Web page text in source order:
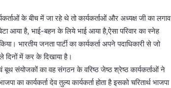
के बीच में जा रहे थे तो कार्यकर्ताओं और अध्यक्ष जी का लगाव
आया है, भाई-बहन के लिये भाई आया है,ऐसा परिवार का स्नेह
भारतीय जनता पार्टी का कार्यकर्ता अपने पदाधिकारी से जो
दिनों में कर के दिखाया है।
संयोजकों का वह संगठन के वरिष्ठ जेष्ठ श्रेष्ठ कार्यकर्ताओं ने
का कार्यकर्ता देव तुल्य कार्यकर्ता होता है इसको चरितार्थ भाजपा